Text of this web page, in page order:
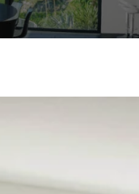
Garantie 10 ani